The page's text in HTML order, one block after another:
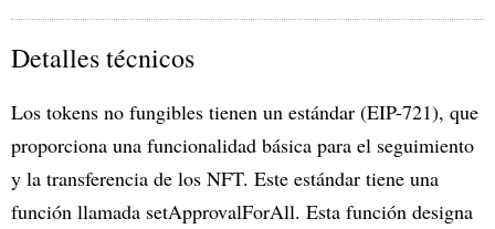
Detalles técnicos
Los tokens no fungibles tienen un estándar (EIP-721), que
proporciona una funcionalidad básica para el seguimiento
y la transferencia de los NFT. Este estándar tiene una
función llamada setApprovalForAll. Esta función designa